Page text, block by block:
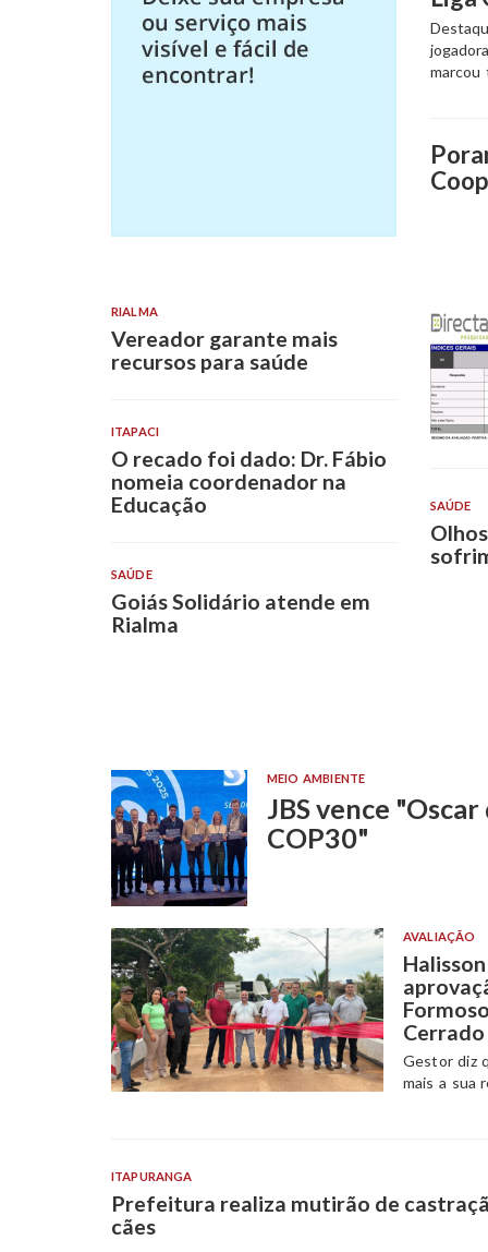
marcou
RIALMA
Vereador garante mais
recursos para saúde
ITAPACI
O recado foi dado: Dr. Fábio
nomeia coordenador na
Educação
SAÚDE
Goiás Solidário atende em
Rialma
SAÚDE
MEIO AMBIENTE
JBS vence "Oscar
COP30"
AVALIAÇÃO
Cerrado
Gestor diz
mais a sua
ITAPURANGA
Prefeitura realiza mutirão de
cães